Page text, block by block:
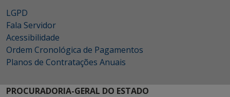
LGPD
Fala Servidor
Acessibilidade
Ordem Cronológica de Pagamentos
Planos de Contratações Anuais
PROCURADORIA-GERAL DO ESTADO